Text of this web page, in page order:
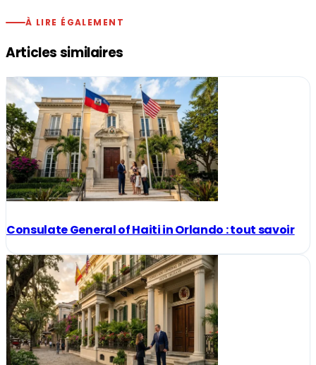
À LIRE ÉGALEMENT
Articles similaires
Consulate General of Haiti in Orlando : tout savoir